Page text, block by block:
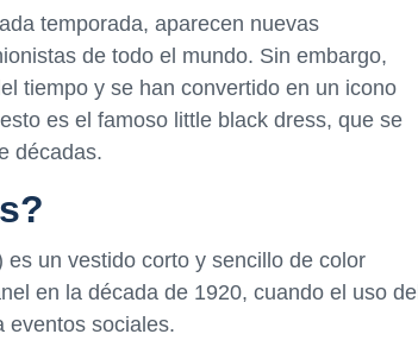
temporada, aparecen nuevas
de todo el mundo. Sin embargo,
tiempo y se han convertido en un icono
es el famoso little black dress, que se
décadas.
un vestido corto y sencillo de color
en la década de 1920, cuando el uso del
eventos sociales.